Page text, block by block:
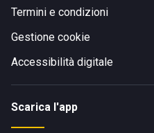
Termini e condizioni
Gestione cookie
Accessibilità digitale
Scarica l'app